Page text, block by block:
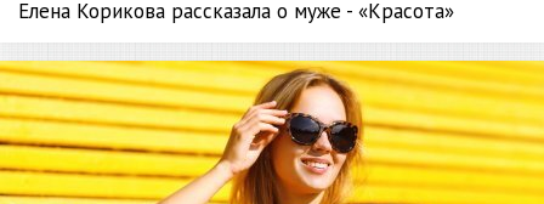
Елена Корикова рассказала о муже - «Красота»